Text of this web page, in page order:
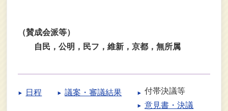
（賛成会派等）
自民，公明，民フ，維新，京都，無所属
日程 議案・審議結果
付帯決議等
意見書・決議